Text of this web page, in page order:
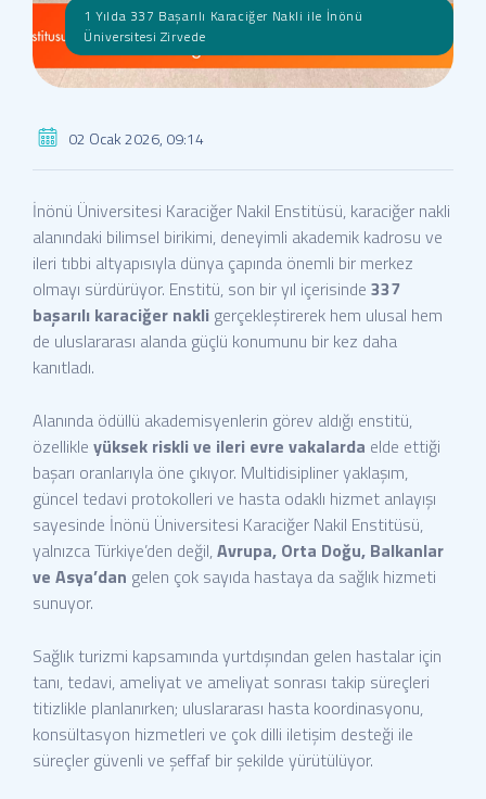
1 Yılda 337 Başarılı Karaciğer Nakli ile İnönü
Üniversitesi Zirvede
02 Ocak 2026, 09:14
İnönü Üniversitesi Karaciğer Nakil Enstitüsü, karaciğer nakli
alanındaki bilimsel birikimi, deneyimli akademik kadrosu ve
ileri tıbbi altyapısıyla dünya çapında önemli bir merkez
olmayı sürdürüyor. Enstitü, son bir yıl içerisinde 337
başarılı karaciğer nakli gerçekleştirerek hem ulusal hem
de uluslararası alanda güçlü konumunu bir kez daha
kanıtladı.
Alanında ödüllü akademisyenlerin görev aldığı enstitü,
özellikle yüksek riskli ve ileri evre vakalarda elde ettiği
başarı oranlarıyla öne çıkıyor. Multidisipliner yaklaşım,
güncel tedavi protokolleri ve hasta odaklı hizmet anlayışı
sayesinde İnönü Üniversitesi Karaciğer Nakil Enstitüsü,
yalnızca Türkiye’den değil,Avrupa, Orta Doğu, Balkanlar
ve Asya’dan gelen çok sayıda hastaya da sağlık hizmeti
sunuyor.
Sağlık turizmi kapsamında yurtdışından gelen hastalar için
tanı, tedavi, ameliyat ve ameliyat sonrası takip süreçleri
titizlikle planlanırken; uluslararası hasta koordinasyonu,
konsültasyon hizmetleri ve çok dilli iletişim desteği ile
süreçler güvenli ve şeffaf bir şekilde yürütülüyor.